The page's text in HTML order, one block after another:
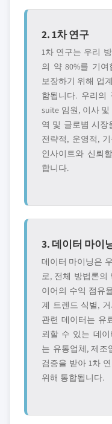
2. 1차 연구
1차 연구는 우리
의 약 80%를 기
보장하기 위해 업
함됩니다. 우리의
suite 임원, 이사
역 및 글로볌 시장
전략적, 운영적,
인사이트와 신뢰
합니다.
3. 데이터 마이
데이터 마이닝은
로, 전체 방법론의
이어의 수익 점유
계 트렌드 식별,
관련 데이터는 유
뢰할 수 있는 데
는 유통업체, 제조
검증을 받아 1차
위해 통합됩니다.